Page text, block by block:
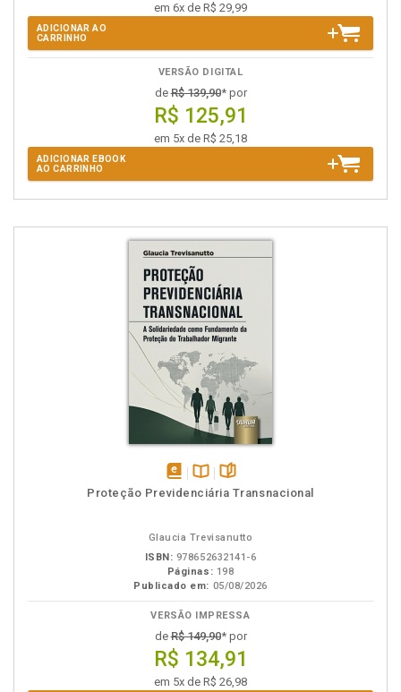
em 6x de R$ 29,99
ADICIONAR AO
CARRINHO
VERSÃO DIGITAL
deR$ 139,90* por
R$ 125,91
em 5x de R$ 25,18
ADICIONAR EBOOK
AO CARRINHO
disponívelDisponível
páginas
Proteção Previdenciária Transnacional
Glaucia Trevisanutto
ISBN: 978652632141-6
Páginas: 198
Publicado em: 05/08/2026
VERSÃO IMPRESSA
deR$ 149,90* por
R$ 134,91
em 5x de R$ 26,98